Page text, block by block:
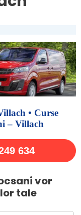
• Curse
– Villach
634
vor
tale